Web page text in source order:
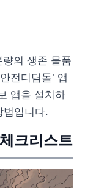
의 생존 물품
전디딤돌’ 앱
앱을 설치하
법입니다.
크리스트